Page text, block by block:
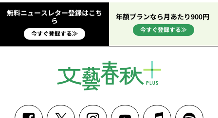
無料ニュースレター登録はこち
ら
今すぐ登録する≫
年額プランなら月あたり900円
今すぐ登録する≫